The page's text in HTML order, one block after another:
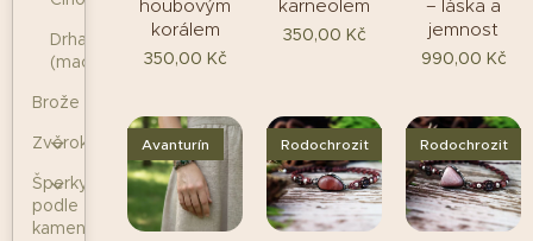
Drhané
(macramé)
Brože
Zvěrokruh
Šperky
podle
kamenů
houbovým
korálem
350,00 Kč
karneolem
350,00 Kč
– láska a
jemnost
990,00 Kč
Avanturín Rodochrozit Rodochrozit